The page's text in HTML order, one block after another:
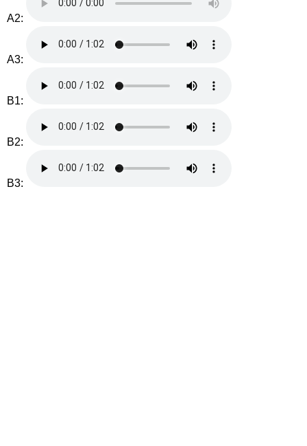
A2:
A3:
B1:
B2:
B3: